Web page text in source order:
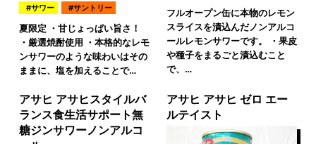
サワー サントリー
夏限定 ・甘じょっぱい旨さ！
・厳選焼酎使用 ・本格的なレモ
ンサワーのような味わいはその
ままに、塩を加えることで…
フルオープン缶に本物のレモン
スライスを漬込んだノンアルコ
ールレモンサワーです。 ・果皮
や種子をまるごと漬込むこと
で、…
アサヒ アサヒスタイルバ
ランス食生活サポート無
糖ジンサワーノンアルコ
アサヒ アサヒ ゼロ エー
ルテイスト